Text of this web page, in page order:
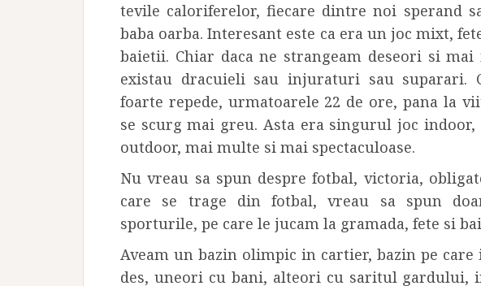
tevile caloriferelor, fiecare dintre noi sperand
baba oarba. Interesant este ca era un joc mixt,
baietii. Chiar daca ne strangeam deseori si
existau dracuieli sau injuraturi sau suparari.
foarte repede, urmatoarele 22 de ore, pana la
se scurg mai greu. Asta era singurul joc indoor,
outdoor, mai multe si mai spectaculoase.
Nu vreau sa spun despre fotbal, victoria,
care se trage din fotbal, vreau sa spun
sporturile, pe care le jucam la gramada, fete si
Aveam un bazin olimpic in cartier, bazin pe
des, uneori cu bani, alteori cu saritul gardului,